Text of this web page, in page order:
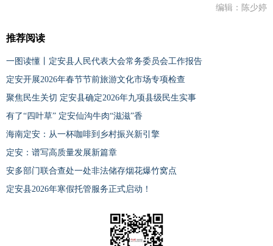
编辑：陈少婷
推荐阅读
一图读懂丨定安县人民代表大会常务委员会工作报告
定安开展2026年春节节前旅游文化市场专项检查
聚焦民生关切 定安县确定2026年九项县级民生实事
有了“四叶草” 定安仙沟牛肉“滋滋”香
海南定安：从一杯咖啡到乡村振兴新引擎
定安：谱写高质量发展新篇章
安多部门联合查处一处非法储存烟花爆竹窝点
定安县2026年寒假托管服务正式启动！